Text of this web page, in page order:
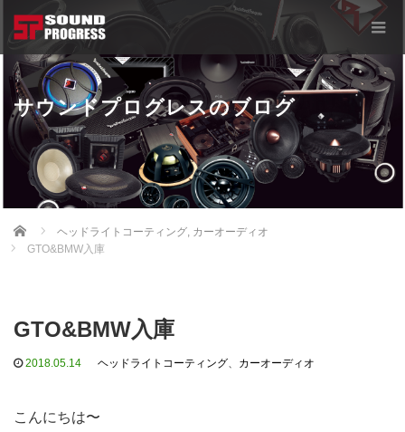
サウンドプログレスのブログ
Home ヘッドライトコーティング, カーオーディオ
GTO&BMW入庫
GTO&BMW入庫
2018.05.14 ヘッドライトコーティング、 カーオーディオ
こんにちは〜